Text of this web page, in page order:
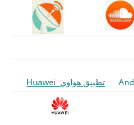
تطبيق هواوي Huawei